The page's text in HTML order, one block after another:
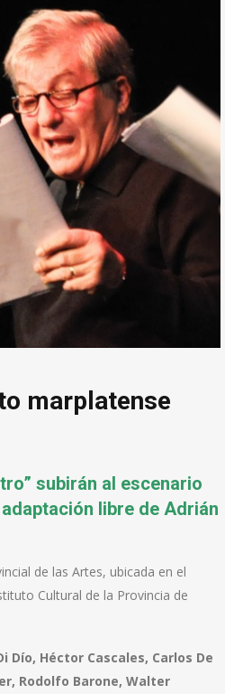
marplatense
subirán al escenario
libre de Adrián
de las Artes, ubicada en el
Cultural de la Provincia de
Dío, Héctor Cascales, Carlos De
Rodolfo Barone, Walter